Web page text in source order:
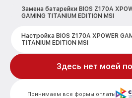
Замена батарейки BIOS Z170A
GAMING TITANIUM EDITION MSI
Настройка BIOS Z170A XPOWER
TITANIUM EDITION MSI
Принимаем все формы оплаты
Здесь нет моей